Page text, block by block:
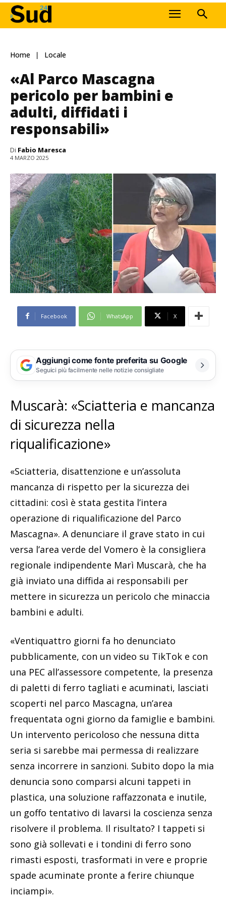
Home Locale
«Al Parco Mascagna
pericolo per bambini e
adulti, diffidati i
responsabili»
Di Fabio Maresca
4 MARZO 2025
Facebook WhatsApp X
Aggiungi come fonte preferita su Google
Seguici più facilmente nelle notizie consigliate
Muscarà: «Sciatteria e mancanza
di sicurezza nella
riqualificazione»
«Sciatteria, disattenzione e un’assoluta
mancanza di rispetto per la sicurezza dei
cittadini: così è stata gestita l’intera
operazione di riqualificazione del Parco
Mascagna». A denunciare il grave stato in cui
versa l’area verde del Vomero è la consigliera
regionale indipendente Marì Muscarà, che ha
già inviato una diffida ai responsabili per
mettere in sicurezza un pericolo che minaccia
bambini e adulti.
«Ventiquattro giorni fa ho denunciato
pubblicamente, con un video su TikTok e con
una PEC all’assessore competente, la presenza
di paletti di ferro tagliati e acuminati, lasciati
scoperti nel parco Mascagna, un’area
frequentata ogni giorno da famiglie e bambini.
Un intervento pericoloso che nessuna ditta
seria si sarebbe mai permessa di realizzare
senza incorrere in sanzioni. Subito dopo la mia
denuncia sono comparsi alcuni tappeti in
plastica, una soluzione raffazzonata e inutile,
un goffo tentativo di lavarsi la coscienza senza
risolvere il problema. Il risultato? I tappeti si
sono già sollevati e i tondini di ferro sono
rimasti esposti, trasformati in vere e proprie
spade acuminate pronte a ferire chiunque
inciampi».